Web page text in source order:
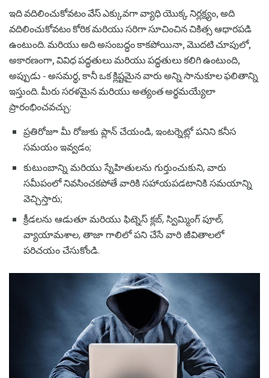
ఇది వదిలించుకోవటం వేస్ ఎక్కువగా వ్యాధి యొక్క నిర్లక్ష్యం, అది
వదిలించుకోవటం కోరిక మరియు సరిగా సూచించిన చికిత్స ఆధారపడి
ఉంటుంది. మరియు అది అసంబద్ధం కాకపోయినా, మొదటి చూపులో,
అకారణంగా, వివిధ పద్ధతులు మరియు పద్ధతులు కలిగి ఉంటుంది,
అప్పుడు - అసమర్థ, కానీ ఒక క్లిష్టమైన వారు అన్ని సానుకూల ఫలితాన్ని
ఇస్తుంది. మీరు సరళమైన మరియు అత్యంత అర్థమయ్యేలా
ప్రారంభించవచ్చు:
ప్రతిరోజూ మీ రోజుకు ప్లాన్ చేయండి, ఇంటర్నెట్లో పనిని కనీస
సమయం ఇవ్వడం;
కుటుంబాన్ని మరియు స్నేహితులను గుర్తుంచుకుని, వారు
సమీపంలో నివసించకపోతే వారికి సహాయపడటానికి సమయాన్ని
వెచ్చిస్తారు;
క్రీడలను ఆడుతూ మరియు ఫిట్నెస్ క్లబ్, స్విమ్మింగ్ పూల్,
వ్యాయామశాల, తాజా గాలిలో పని చేసే వారి జీవితాలలో
పరిచయం చేసుకోండి.